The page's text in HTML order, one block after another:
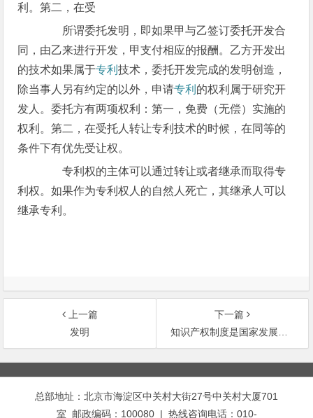
利。第二，在受
所谓委托发明，即如果甲与乙签订委托开发合
同，由乙来进行开发，甲支付相应的报酬。乙方开发出
的技术如果属于专利技术，委托开发完成的发明创造，
除当事人另有约定的以外，申请专利 的权利属于研究开
发人。委托方有两项权利：第一，免费（无偿）实施的
权利。第二，在受托人转让专利技术的时候，在同等的
条件下有优先受让权。
专利权的主体可以通过转让或者继承而取得专
利权。如果作为专利权人的自然人死亡，其继承人可以
继承专利。
上一篇
发明
下一篇
知识产权制度是国家发展的工具
文
章
总部地址：北京市海淀区中关村大街27号中关村大厦701
室 邮政编码：100080 | 热线咨询电话：010-